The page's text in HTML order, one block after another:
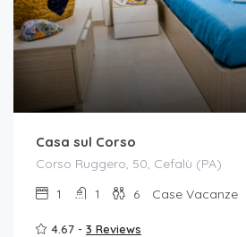
Casa sul Corso
Corso Ruggero, 50, Cefalù (PA)
1
1 6 Case Vacanze
4.67 - 3 Reviews